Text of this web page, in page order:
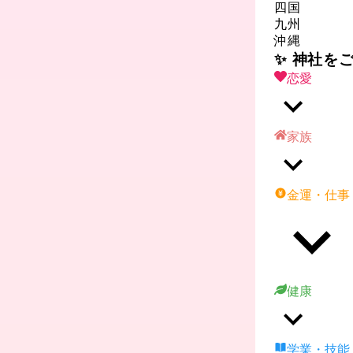
四国
九州
沖縄
✨ 神社を
恋愛
家族
金運・仕事
健康
学業・技能